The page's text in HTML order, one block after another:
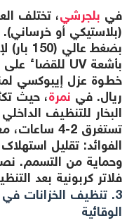
في بلجرشي، تختلف
(بلاستيكي أو
بضغط
بأشعة UV للقضاء على الفيروسات.
ريال. في نمرة، حيث
البخار للتنظيف
تستغرق 2-4 ساعات، مع تقرير جودة مياه مجاني.
وحماية من التسمم.
فلاتر كربونية بعد
3. تنظيف الخزانات في
الوقائية